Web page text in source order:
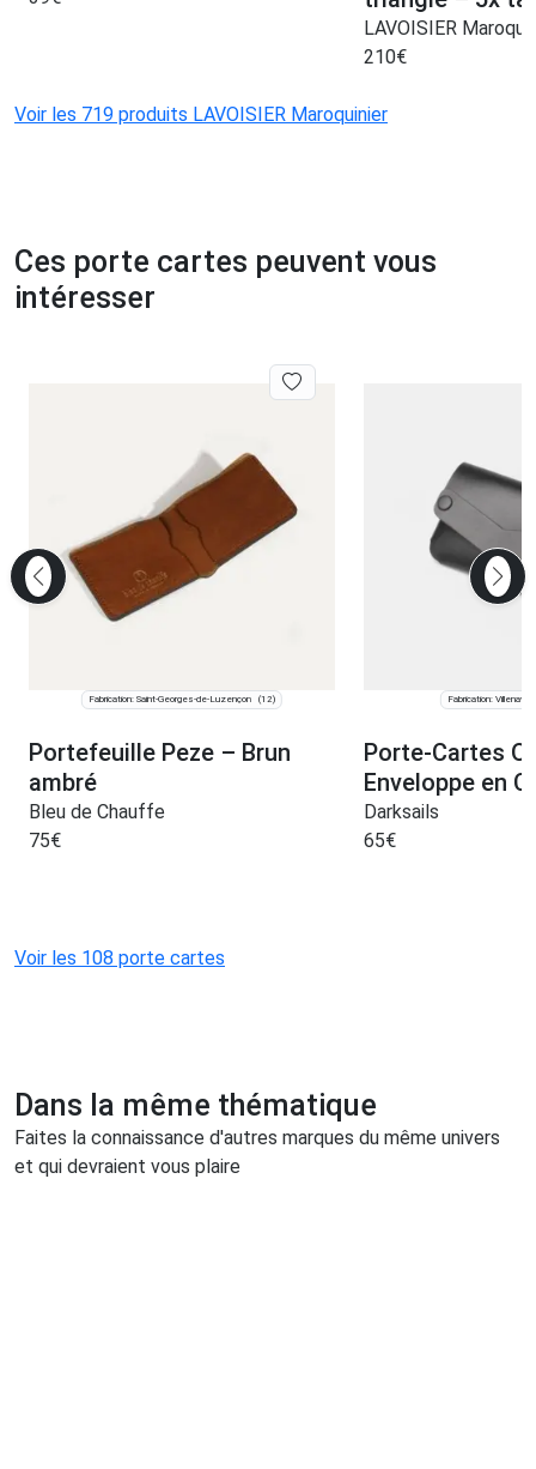
LAVOISIER
210€
Voir les 719 produits LAVOISIER Maroquinier
Ces porte cartes peuvent vous
intéresser
Fabrication: Saint-Georges-de-Luzençon (12)
Portefeuille Peze – Brun
ambré
Bleu de Chauffe
75€
Fabrication: Villenave-
Porte-Cartes
Enveloppe en
Darksails
65€
Voir les 108 porte cartes
Dans la même thématique
Faites la connaissance d'autres marques du même univers
et qui devraient vous plaire